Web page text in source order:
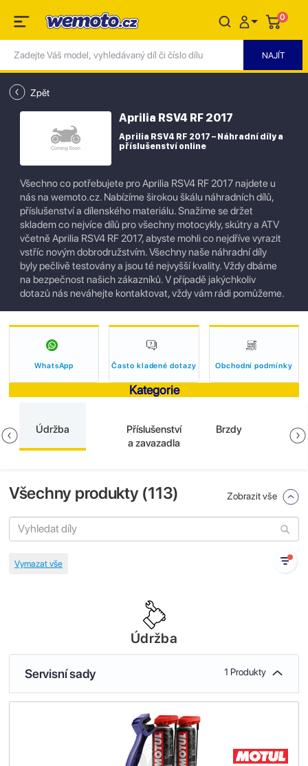
0
Zpět
Aprilia RSV4 RF 2017
Aprilia RSV4 RF 2017 – Náhradní díly a
příslušenství online
Všechno co potřebujete pro Aprilia RSV4 RF 2017 najdete u
nás na wemoto.cz. Nabízíme širokou škálu náhradních dílů,
příslušenství a dílenského materiálu. Snažíme se držet
skladem co nejvíce dílů pro všechny motocykly, skútry a ATV
včetně Aprilia RSV4 RF 2017, abyste mohli co nejdříve vyrazit
vstříc novým dobrodružstvím. Všechny naše náhradní díly
byly pečlivě testovány a jsou té nejvyšší kvality. Vždy dbáme
na bezpečnost našich zákazníků. V případě jakýchkoliv
dotazů nás neváhejte kontaktovat, vždy vám rádi pomůžeme.
WhatsApp Často kladené dotazy Obchodní podmínky
Kategorie
Údržba
Příslušenství
a zavazadla
Brzdy
Všechny produkty (113) Zobrazit vše
Údržba
Servisní sady 1 Produkty